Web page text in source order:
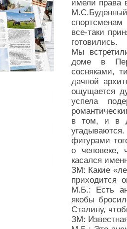
имели права
все-таки
готовились.
Мы
доме в
сосняками,
дачной
ощущается
успела
в том, и в
фигурами
о человеке,
касался
ЗМ: Какие
приходится
М.Б.: Есть
якобы
Сталину,
ЗМ: